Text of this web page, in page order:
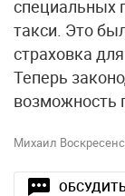
специальных
такси. Это
страховка
Теперь
возможность
Михаил